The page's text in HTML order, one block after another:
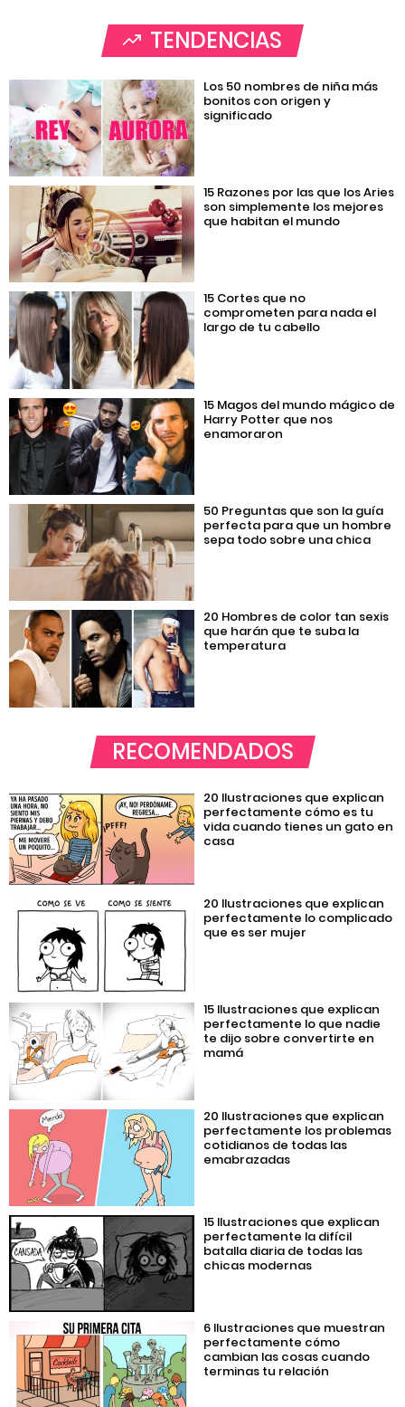
TENDENCIAS
Los 50 nombres de niña más
bonitos con origen y
significado
15 Razones por las que los Aries
son simplemente los mejores
que habitan el mundo
15 Cortes que no
comprometen para nada el
largo de tu cabello
15 Magos del mundo mágico de
Harry Potter que nos
enamoraron
50 Preguntas que son la guía
perfecta para que un hombre
sepa todo sobre una chica
20 Hombres de color tan sexis
que harán que te suba la
temperatura
RECOMENDADOS
20 Ilustraciones que explican
perfectamente cómo es tu
vida cuando tienes un gato en
casa
20 Ilustraciones que explican
perfectamente lo complicado
que es ser mujer
15 Ilustraciones que explican
perfectamente lo que nadie
te dijo sobre convertirte en
mamá
20 Ilustraciones que explican
perfectamente los problemas
cotidianos de todas las
emabrazadas
15 Ilustraciones que explican
perfectamente la difícil
batalla diaria de todas las
chicas modernas
6 Ilustraciones que muestran
perfectamente cómo
cambian las cosas cuando
terminas tu relación